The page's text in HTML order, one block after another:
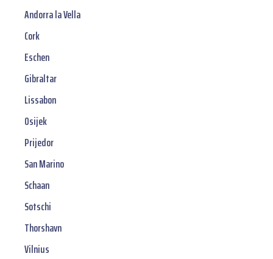
Andorra la Vella
Cork
Eschen
Gibraltar
Lissabon
Osijek
Prijedor
San Marino
Schaan
Sotschi
Thorshavn
Vilnius